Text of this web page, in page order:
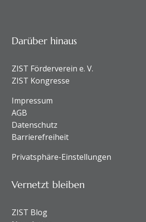
Darüber hinaus
ZIST Förderverein e. V.
ZIST Kongresse
Impressum
AGB
Datenschutz
Barrierefreiheit
Privatsphäre-Einstellungen
Vernetzt bleiben
ZIST Blog